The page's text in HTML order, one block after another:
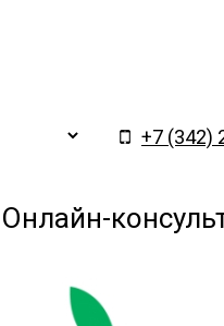
+7 (342)
Онлайн-